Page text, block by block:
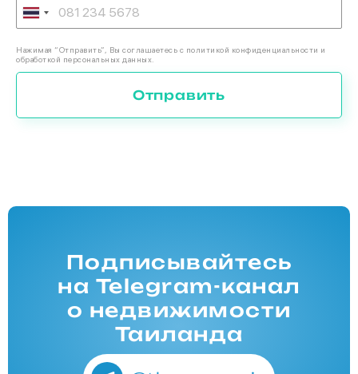
Нажимая “Отправить”, Вы соглашаетесь с политикой конфиденциальности и
обработкой персональных данных.
Отправить
Подписывайтесь
на Telegram-канал
о недвижимости
Таиланда